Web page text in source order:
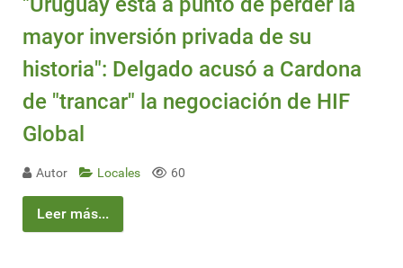
mayor inversión privada de su
historia": Delgado acusó a Cardona
de "trancar" la negociación de HIF
Global
Autor Locales 60
Leer más...